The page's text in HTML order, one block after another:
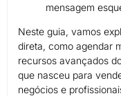
mensagem
Neste guia, vamos
direta, como agendar
recursos avançados
que nasceu para
negócios e